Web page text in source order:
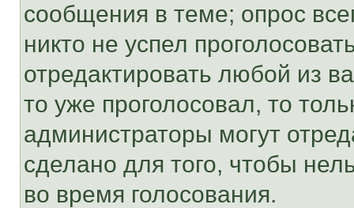
сообщения в теме; опрос
никто не успел
отредактировать любой из
то уже проголосовал, то
администраторы могут
сделано для того, чтобы
во время голосования.